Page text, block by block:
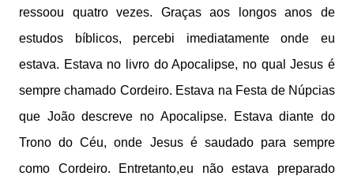
ressoou quatro vezes. Graças aos longos anos de
estudos bíblicos, percebi imediatamente onde eu
estava. Estava no livro do Apocalipse, no qual Jesus é
sempre chamado Cordeiro. Estava na Festa de Núpcias
que João descreve no Apocalipse. Estava diante do
Trono do Céu, onde Jesus é saudado para sempre
como Cordeiro. Entretanto,eu não estava preparado